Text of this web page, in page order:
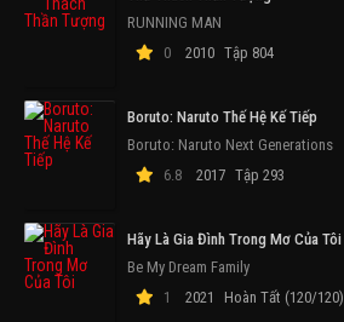
RUNNING MAN
0
2010 Tập 804
Boruto: Naruto Thế Hệ Kế Tiếp
Boruto: Naruto Next Generations
6.8
2017 Tập 293
Hãy Là Gia Đình Trong Mơ Của Tôi
Be My Dream Family
1
2021 Hoàn Tất (120/120)